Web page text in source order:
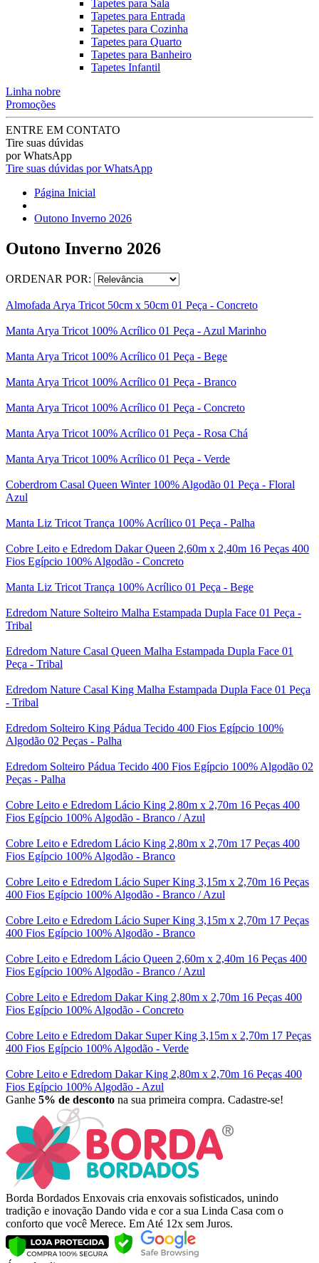
Tapetes para Sala
Tapetes para Entrada
Tapetes para Cozinha
Tapetes para Quarto
Tapetes para Banheiro
Tapetes Infantil
Linha nobre
Promoções
ENTRE EM CONTATO
Tire suas dúvidas
por WhatsApp
Tire suas dúvidas por WhatsApp
Página Inicial
Outono Inverno 2026
Outono Inverno 2026
ORDENAR POR:
Almofada Arya Tricot 50cm x 50cm 01 Peça - Concreto
Manta Arya Tricot 100% Acrílico 01 Peça - Azul Marinho
Manta Arya Tricot 100% Acrílico 01 Peça - Bege
Manta Arya Tricot 100% Acrílico 01 Peça - Branco
Manta Arya Tricot 100% Acrílico 01 Peça - Concreto
Manta Arya Tricot 100% Acrílico 01 Peça - Rosa Chá
Manta Arya Tricot 100% Acrílico 01 Peça - Verde
Coberdrom Casal Queen Winter 100% Algodão 01 Peça - Floral
Azul
Manta Liz Tricot Trança 100% Acrílico 01 Peça - Palha
Cobre Leito e Edredom Dakar Queen 2,60m x 2,40m 16 Peças 400
Fios Egípcio 100% Algodão - Concreto
Manta Liz Tricot Trança 100% Acrílico 01 Peça - Bege
Edredom Nature Solteiro Malha Estampada Dupla Face 01 Peça -
Tribal
Edredom Nature Casal Queen Malha Estampada Dupla Face 01
Peça - Tribal
Edredom Nature Casal King Malha Estampada Dupla Face 01 Peça
- Tribal
Edredom Solteiro King Pádua Tecido 400 Fios Egípcio 100%
Algodão 02 Peças - Palha
Edredom Solteiro Pádua Tecido 400 Fios Egípcio 100% Algodão 02
Peças - Palha
Cobre Leito e Edredom Lácio King 2,80m x 2,70m 16 Peças 400
Fios Egípcio 100% Algodão - Branco / Azul
Cobre Leito e Edredom Lácio King 2,80m x 2,70m 17 Peças 400
Fios Egípcio 100% Algodão - Branco
Cobre Leito e Edredom Lácio Super King 3,15m x 2,70m 16 Peças
400 Fios Egípcio 100% Algodão - Branco / Azul
Cobre Leito e Edredom Lácio Super King 3,15m x 2,70m 17 Peças
400 Fios Egípcio 100% Algodão - Branco
Cobre Leito e Edredom Lácio Queen 2,60m x 2,40m 16 Peças 400
Fios Egípcio 100% Algodão - Branco / Azul
Cobre Leito e Edredom Dakar King 2,80m x 2,70m 16 Peças 400
Fios Egípcio 100% Algodão - Concreto
Cobre Leito e Edredom Dakar Super King 3,15m x 2,70m 17 Peças
400 Fios Egípcio 100% Algodão - Verde
Cobre Leito e Edredom Dakar King 2,80m x 2,70m 16 Peças 400
Fios Egípcio 100% Algodão - Azul
Ganhe 5% de desconto na sua primeira compra. Cadastre-se!
Borda Bordados Enxovais cria enxovais sofisticados, unindo
tradição e inovação Dando vida e cor a sua Linda Casa com o
conforto que você Merece. Em Até 12x sem Juros.